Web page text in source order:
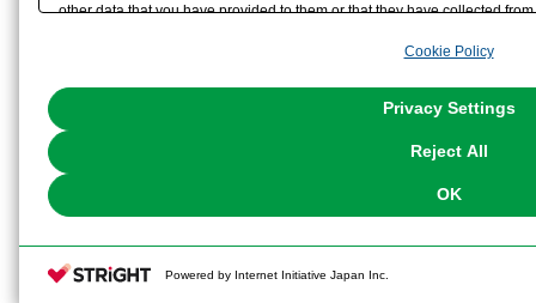
other data that you have provided to them or that they have collected
the use of all Cookies except for Strictly Necessary Cookies, please
You can change your consent or rejection settings at any time via
Cookie Policy
Privacy Settings
Reject All
OK
Powered by Internet Initiative Japan Inc.